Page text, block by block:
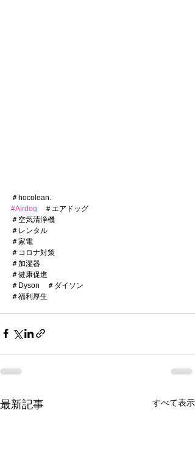
＃hocolean.
#Airdog ＃エアドッグ
＃空気清浄機
＃レンタル
＃家電
＃コロナ対策
＃加湿器
＃健康促進
＃Dyson　＃ダイソン
＃福利厚生
最新記事 すべて表示